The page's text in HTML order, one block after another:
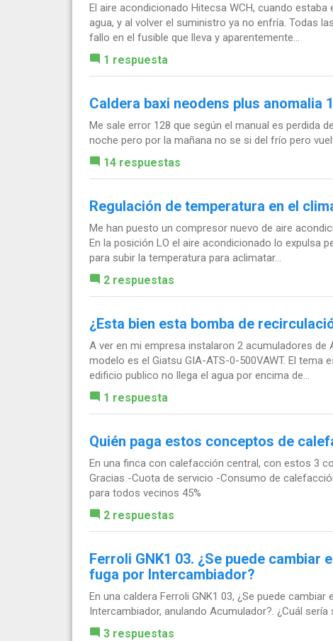
El aire acondicionado Hitecsa WCH, cuando
agua, y al volver el suministro ya no enfría. Todas
fallo en el fusible que lleva y aparentemente...
1 respuesta
Caldera baxi neodens plus anomalia
Me sale error 128 que según el manual es perdida
noche pero por la mañana no se si del frío pero
14 respuestas
Regulación de temperatura en el
Me han puesto un compresor nuevo de aire
En la posición LO el aire acondicionado lo expulsa
para subir la temperatura para aclimatar...
2 respuestas
¿Esta bien esta bomba de
A ver en mi empresa instalaron 2 acumuladores de
modelo es el Giatsu GIA-ATS-0-500VAWT. El
edificio publico no llega el agua por encima de...
1 respuesta
Quién paga estos conceptos de
En una finca con calefacción central, con estos 3
Gracias -Cuota de servicio -Consumo de
para todos vecinos 45%
2 respuestas
Ferroli GNK1 03. ¿Se puede
fuga por Intercambiador?
En una caldera Ferroli GNK1 03, ¿Se puede
Intercambiador, anulando Acumulador?. ¿Cuál
3 respuestas